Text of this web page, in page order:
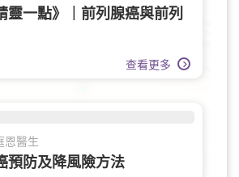
靈一點》｜前列腺癌與前列
查看更多
恩醫生
預防及降風險方法